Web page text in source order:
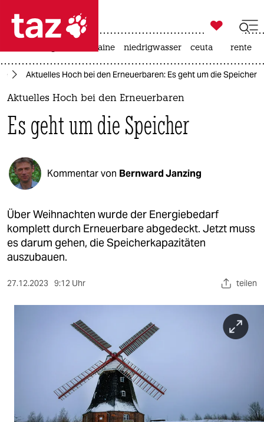
 taz zahl ich
taz zahl ich
politik
öko
gesellschaft
kultur
sport
veranstaltungen
shop

taz zahl ich
krieg in der ukraine niedrigwasser ceuta rente
Aktuelles Hoch bei den Erneuerbaren: Es geht um die Speicher
Aktuelles Hoch bei den Erneuerbaren
Es geht um die Speicher
Kommentar von Bernward Janzing
Über Weihnachten wurde der Energiebedarf
komplett durch Erneuerbare abgedeckt. Jetzt muss
es darum gehen, die Speicherkapazitäten
auszubauen.
27.12.2023 9:12 Uhr teilen